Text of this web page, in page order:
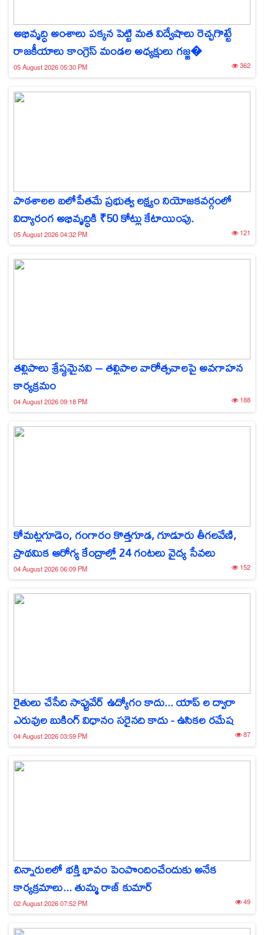
అభివృద్ధి అంశాలు పక్కన పెట్టి మత విద్వేషాలు రెచ్చగొట్టే
రాజకీయాలు కాంగ్రెస్ మండల అధ్యక్షులు గజ్జ�
05 August 2026 05:30 PM 362
పాఠశాలల బలోపేతమే ప్రభుత్వ లక్ష్యం నియోజకవర్గంలో
విద్యారంగ అభివృద్ధికి ₹50 కోట్లు కేటాయింపు.
05 August 2026 04:32 PM 121
తల్లిపాలు శ్రేష్ఠమైనవి – తల్లిపాల వారోత్సవాలపై అవగాహన
కార్యక్రమం
04 August 2026 09:18 PM 188
కోమట్లగూడెం, గంగారం కొత్తగూడ, గూడూరు తీగలవేణి,
ప్రాథమిక ఆరోగ్య కేంద్రాల్లో 24 గంటలు వైద్య సేవలు
04 August 2026 06:09 PM 152
రైతులు చేసేది సాఫ్టువేర్ ఉద్యోగం కాదు... యాప్‌ ల ద్వారా
ఎరువుల బుకింగ్ విధానం సరైనది కాదు - ఉసికల రమేష
04 August 2026 03:59 PM 87
చిన్నారులలో భక్తి భావం పెంపొందించేందుకు అనేక
కార్యక్రమాలు... తుమ్మ రాజ్ కుమార్
02 August 2026 07:52 PM 49